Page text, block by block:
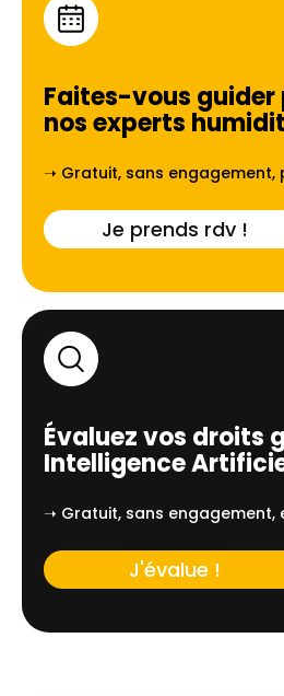
Faites-vous guider
nos experts
➝ Gratuit, sans engagement,
Je prends rdv !
Évaluez vos droits
Intelligence
➝ Gratuit, sans engagement,
J'évalue !